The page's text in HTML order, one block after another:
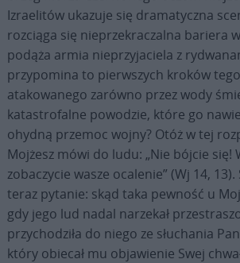
Izraelitów ukazuje się dramatyczna
rozciąga się nieprzekraczalna bariera
podąża armia nieprzyjaciela z
przypomina to pierwszych kroków
atakowanego zarówno przez wody
katastrofalne powodzie, które go
ohydną przemoc wojny? Otóż w tej
Mojżesz mówi do ludu: „Nie bójcie się!
zobaczycie wasze ocalenie” (Wj 14,
teraz pytanie: skąd taka pewność u
gdy jego lud nadal narzekał
przychodziła do niego ze słuchania
który obiecał mu objawienie Swej